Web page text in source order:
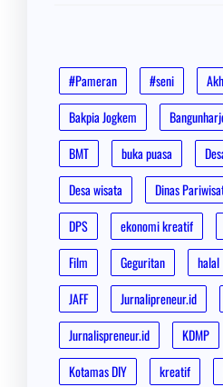
#Pameran #seni
Bakpia Jogkem
BMT
buka puasa
Desa wisata
Dinas
DPS
ekonomi kreatif
Film
Geguritan halal
JAFF
Jurnalipreneur.id
Jurnalispreneur.id
KDMP
Kotamas DIY
kreatif